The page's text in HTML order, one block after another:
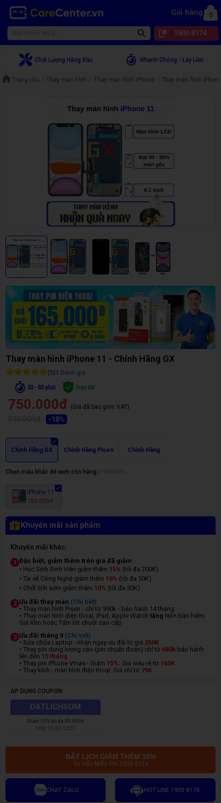
Giỏ hàng 0
1900 8174
Chất Lượng Hàng Đầu Nhanh Chóng - Lấy Liền
Trang chủ Thay màn hình Thay màn hình iPhone Thay màn hình
Thay màn hình iPhone 11 - Chính Hãng GX
(5)3 Đánh giá
750.000đ (Giá đã bao gồm VAT)
-18%
Chính Hãng GX Chính Hãng Pisen Chính Hãng
Chọn màu khác để xem còn hàng
iPhone 11
750.000đ
Khuyến mãi sản phẩm
Khuyến mãi khác:
1
Đặc biệt, giảm thêm trên giá đã giảm
• Học Sinh Sinh Viên giảm thêm 15% (tối đa 200K)
• Tài xế Công Nghệ giảm thêm 10% (tối đa 50K)
• Chốt lịch sớm giảm thêm 10% (tối đa 50K)
2 Ưu đãi thay màn (Chi tiết)
• Thay màn hình Pisen - chỉ từ 990k - bảo hành 14 tháng
• Thay màn hình điện thoại, iPad, Apple Watch tặng Nón bảo hiểm
Giá Kho hoặc Tấm lót chuột cao cấp
3 Ưu đãi tháng 8 (Chi tiết)
• Sửa chữa Laptop - nhận ngay ưu đãi trị giá 250K
• Thay pin dung lượng cao (pin chuẩn đoán) chỉ từ 680k bảo hành
lên đến 15 tháng
• Thay pin iPhone Vmas - Giảm 15%: Giá siêu rẻ từ 165K
• Thay kính - màn hình điện thoại: Giá chỉ từ 79K
ÁP DỤNG COUPON:
DATLICHSOM
Giảm 10% tối đa 50.000đ
HSD:
31/01/2027
ĐẶT LỊCH GIẢM THÊM 10%
Tư Vấn Miễn Phí 1900 8174
CHAT ZALO HOT LINE 1900 8174